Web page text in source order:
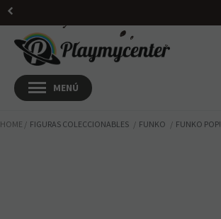
HOME FIGURAS COLECCIONABLES FUNKO FUNKO POP!